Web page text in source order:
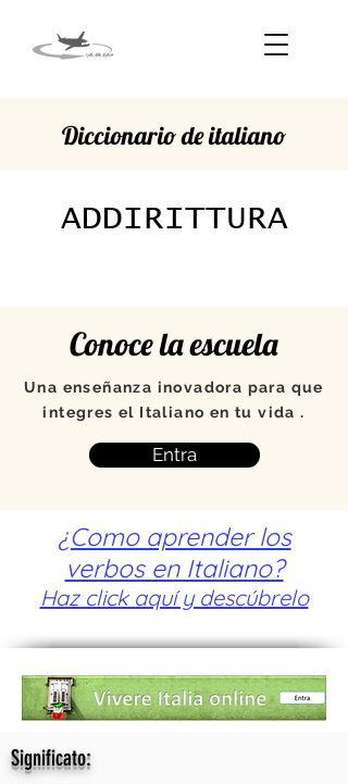
Diccionario de italiano
ADDIRITTURA
Conoce la escuela
Una enseñanza inovadora para que
integres el Italiano en tu vida .
Entra
¿Como aprender los
verbos en Italiano?
Haz click aquí y descúbrelo
Significato: